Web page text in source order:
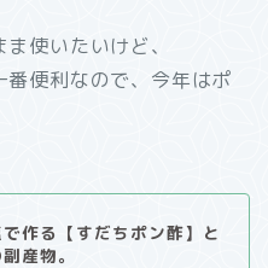
使いたいけど、
便利なので、今年はポ
作る【すだちポン酢】と
産物。